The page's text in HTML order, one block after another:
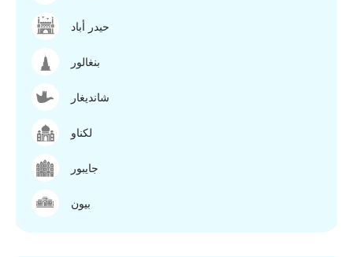
حيدر أباد
بنغالور
شانديغار
لكناو
جايبور
بيون